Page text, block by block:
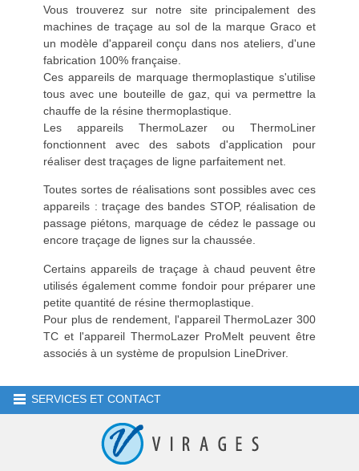
Vous trouverez sur notre site principalement des
machines de traçage au sol de la marque Graco et
un modèle d'appareil conçu dans nos ateliers, d'une
fabrication 100% française.
Ces appareils de marquage thermoplastique s'utilise
tous avec une bouteille de gaz, qui va permettre la
chauffe de la résine thermoplastique.
Les appareils ThermoLazer ou ThermoLiner
fonctionnent avec des sabots d'application pour
réaliser dest traçages de ligne parfaitement net.
Toutes sortes de réalisations sont possibles avec ces
appareils : traçage des bandes STOP, réalisation de
passage piétons, marquage de cédez le passage ou
encore traçage de lignes sur la chaussée.
Certains appareils de traçage à chaud peuvent être
utilisés également comme fondoir pour préparer une
petite quantité de résine thermoplastique.
Pour plus de rendement, l'appareil ThermoLazer 300
TC et l'appareil ThermoLazer ProMelt peuvent être
associés à un système de propulsion LineDriver.
SERVICES ET CONTACT